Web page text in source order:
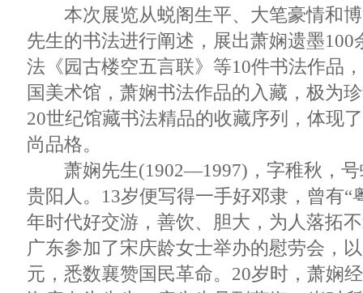
本次展览从蜕阁生平、大笔豪情和博
先生的书法进行阐述，展出萧娴遗墨100
法《园古楼空五言联》等10件书法作品
国美术馆，萧娴书法作品的入藏，极为
20世纪馆藏书法精品的收藏序列，体现
尚品格。
萧娴先生(1902—1997)，字稚秋，号
贵阳人。13岁便写得一手好邓隶，曾有“
年时代好交游，善饮、胆大，为人落拓
广东参加了宋庆龄女士举办的慰劳会，
元，悉数襄赞国民革命。20岁时，萧娴